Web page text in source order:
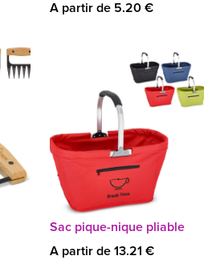
A partir de 5.20 €
Sac pique-nique pliable
A partir de 13.21 €